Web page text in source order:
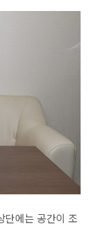
단에는 공간이 조